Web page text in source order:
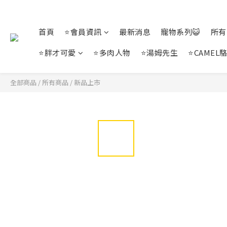
首頁 ⭐會員資訊 最新消息 寵物系列😺
所
⭐胖才可愛
⭐多肉人物 ⭐湯姆先生 ⭐CAMEL
全部商品 / 所有商品 /新品上市